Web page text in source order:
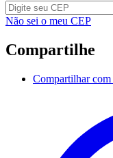
Não sei o meu CEP
Compartilhe
Compartilhar